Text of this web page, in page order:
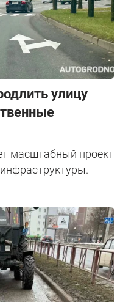
улицу
масштабный проект